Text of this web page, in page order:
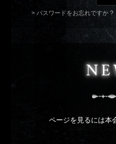
パスワードをお忘れですか ?
ページを見るには本